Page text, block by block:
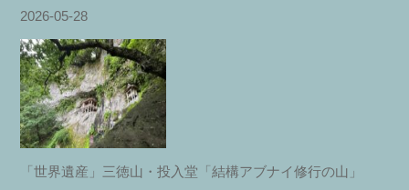
2026-05-28
「世界遺産」三徳山・投入堂「結構アブナイ修行の山」